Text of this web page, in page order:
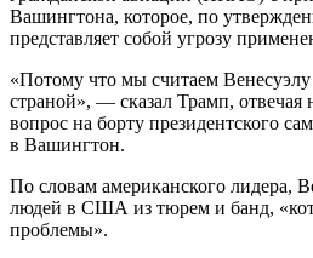
Вашингтона, которое, по
представляет собой угрозу
«Потому что мы считаем
страной», — сказал Трамп, отвечая
вопрос на борту президентского
в Вашингтон.
По словам американского лидера,
людей в США из тюрем и банд,
проблемы».